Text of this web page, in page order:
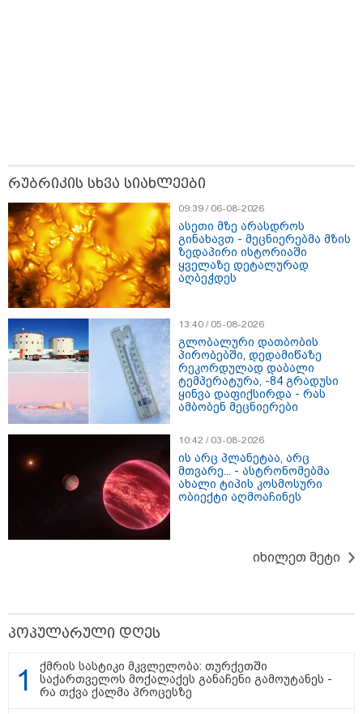
მსოფლიო ჩემპიონატზე™
15:49 / 06-08-2026
შეიძინე ალდაგის სამოგზაურო დაზღვევა და
მიიღე გაორმაგებული ინტერნეტი
სპორტი
რუბრიკის სხვა სიახლეები
09:39 / 06-08-2026
ასეთი მზე არასდროს
გინახავთ - მეცნიერებმა მზის
ზედაპირი ისტორიაში
ყველაზე დეტალურად
აღბეჭდეს
13:40 / 05-08-2026
გლობალური დათბობის
პირობებში, დედამიწაზე
რეკორდულად დაბალი
ტემპერატურა, -84 გრადუსი
ყინვა დაფიქსირდა - რას
ამბობენ მეცნიერები
10:42 / 03-08-2026
ის არც პლანეტაა, არც
მთვარე... - ასტრონომებმა
ახალი ტიპის კოსმოსური
ობიექტი აღმოაჩინეს
იხილეთ მეტი
პოპულარული დღეს
ქმრის სასტიკი მკვლელობა: თურქეთში
საქართველოს მოქალაქეს განაჩენი გამოუტანეს -
რა თქვა ქალმა პროცესზე